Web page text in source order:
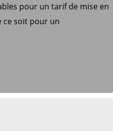
pour un tarif de mise en
ce soit pour un